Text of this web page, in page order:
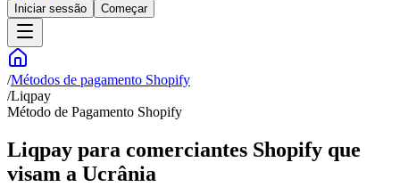
Iniciar sessão Começar
/Métodos de pagamento Shopify
/Liqpay
Método de Pagamento Shopify
Liqpay para comerciantes Shopify que
visam a Ucrânia